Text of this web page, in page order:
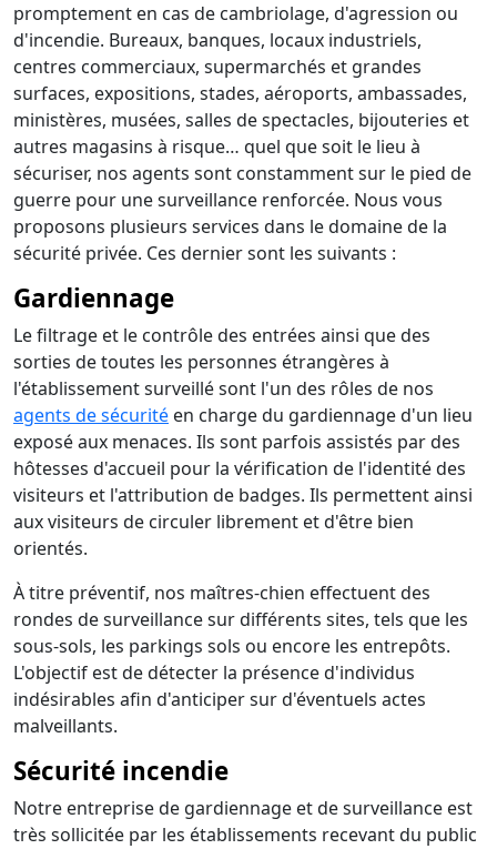
promptement en cas de cambriolage, d'agression ou
d'incendie. Bureaux, banques, locaux industriels,
centres commerciaux, supermarchés et grandes
surfaces, expositions, stades, aéroports, ambassades,
ministères, musées, salles de spectacles, bijouteries et
autres magasins à risque… quel que soit le lieu à
sécuriser, nos agents sont constamment sur le pied de
guerre pour une surveillance renforcée. Nous vous
proposons plusieurs services dans le domaine de la
sécurité privée. Ces dernier sont les suivants :
Gardiennage
Le filtrage et le contrôle des entrées ainsi que des
sorties de toutes les personnes étrangères à
l'établissement surveillé sont l'un des rôles de nos
agents de sécurité en charge du gardiennage d'un lieu
exposé aux menaces. Ils sont parfois assistés par des
hôtesses d'accueil pour la vérification de l'identité des
visiteurs et l'attribution de badges. Ils permettent ainsi
aux visiteurs de circuler librement et d'être bien
orientés.
À titre préventif, nos maîtres-chien effectuent des
rondes de surveillance sur différents sites, tels que les
sous-sols, les parkings sols ou encore les entrepôts.
L'objectif est de détecter la présence d'individus
indésirables afin d'anticiper sur d'éventuels actes
malveillants.
Sécurité incendie
Notre entreprise de gardiennage et de surveillance est
très sollicitée par les établissements recevant du public